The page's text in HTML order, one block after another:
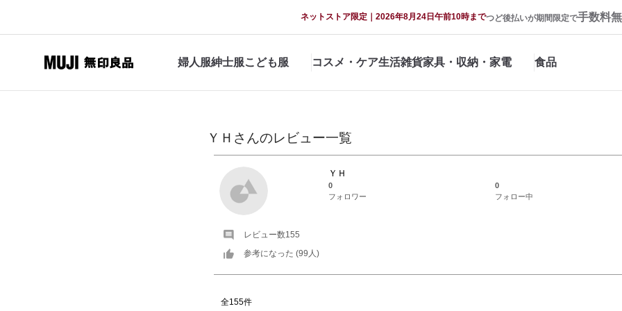
ネットストア限定｜2026年8月24日午前10時までつど後払いが期間限定で手数料
婦人服紳士服こども服 コスメ・ケア生活雑貨家具・収納・家電 食品
ＹＨ さんのレビュー一覧
ＹＨ
0
0
フォロワー
フォロー中
レビュー数155
参考になった (99 人)
全155件